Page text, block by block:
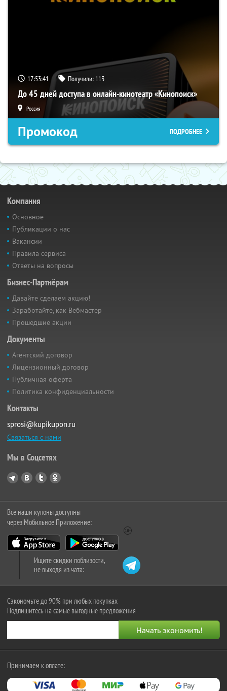
17:53:41 Получили: 113
До 45 дней доступа в онлайн-кинотеатр «Кинопоиск»
Россия
Промокод ПОДРОБНЕЕ
Компания
Основное
Публикации о нас
Вакансии
Правила сервиса
Ответы на вопросы
Бизнес-Партнёрам
Давайте сделаем акцию!
Заработайте, как Вебмастер
Прошедшие акции
Документы
Агентский договор
Лицензионный договор
Публичная оферта
Политика конфиденциальности
Контакты
sprosi@kupikupon.ru
Связаться с нами
Мы в Соцсетях
Все наши купоны доступны
через Мобильное Приложение:
Ищите скидки поблизости,
не выходя из чата:
Сэкономьте до 90% при любых покупках
Подпишитесь на самые выгодные предложения
Принимаем к оплате: